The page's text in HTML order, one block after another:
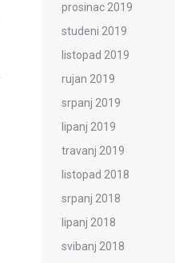
prosinac 2019
studeni 2019
listopad 2019
rujan 2019
srpanj 2019
lipanj 2019
travanj 2019
listopad 2018
srpanj 2018
lipanj 2018
svibanj 2018